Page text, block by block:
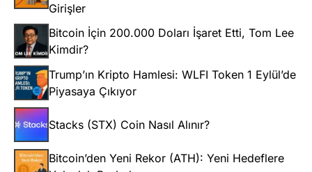
Girişler
Bitcoin İçin 200.000 Doları İşaret Etti, Tom Lee
Kimdir?
Trump’ın Kripto Hamlesi: WLFI Token 1 Eylül’de
Piyasaya Çıkıyor
Stacks (STX) Coin Nasıl Alınır?
Bitcoin’den Yeni Rekor (ATH): Yeni Hedeflere